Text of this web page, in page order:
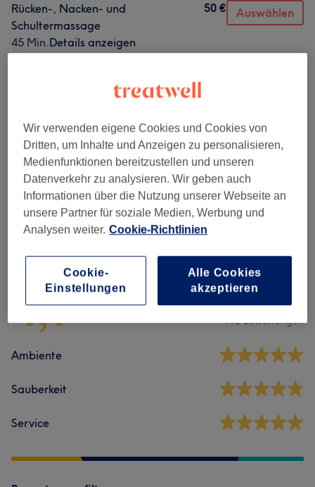
Rücken-, Nacken- und
Schultermassage
45 Min.Details anzeigen
50 € Auswählen
Details anzeigen
Nicht gefunden wonach du gesucht hast?
Alle Services
Massagen ab 40 €
4,9 492 Bewertungen
Ambiente
Sauberkeit
Service
Wir verwenden eigene Cookies und Cookies von
Dritten, um Inhalte und Anzeigen zu personalisieren,
Medienfunktionen bereitzustellen und unseren
Datenverkehr zu analysieren. Wir geben auch
Informationen über die Nutzung unserer Webseite an
unsere Partner für soziale Medien, Werbung und
Analysen weiter. Cookie-Richtlinien
Cookie-
Einstellungen
Alle Cookies
akzeptieren